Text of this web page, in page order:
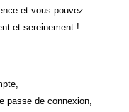
et vous pouvez
et sereinement !
passe de connexion,